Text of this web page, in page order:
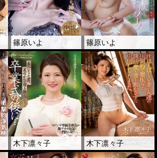
篠原いよ 篠原いよ
木下凛々子 木下凛々子